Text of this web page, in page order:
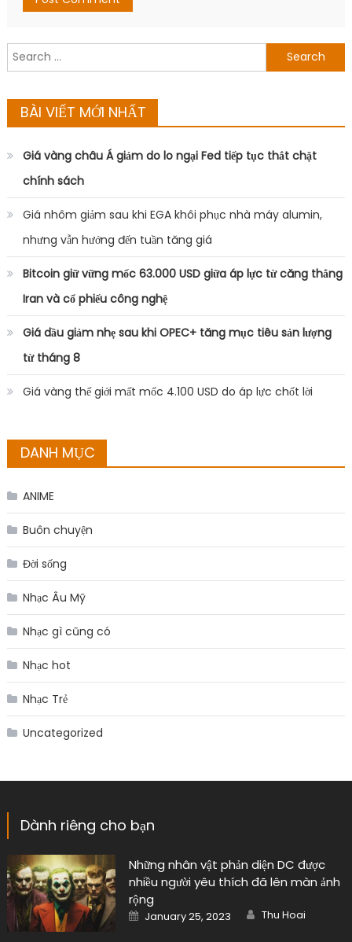
Search
for:
BÀI VIẾT MỚI NHẤT
Giá vàng châu Á giảm do lo ngại Fed tiếp tục thắt chặt
chính sách
Giá nhôm giảm sau khi EGA khôi phục nhà máy alumin,
nhưng vẫn hướng đến tuần tăng giá
Bitcoin giữ vững mốc 63.000 USD giữa áp lực từ căng thẳng
Iran và cổ phiếu công nghệ
Giá dầu giảm nhẹ sau khi OPEC+ tăng mục tiêu sản lượng
từ tháng 8
Giá vàng thế giới mất mốc 4.100 USD do áp lực chốt lời
DANH MỤC
ANIME
Buôn chuyện
Đời sống
Nhạc Âu Mỹ
Nhạc gì cũng có
Nhạc hot
Nhạc Trẻ
Uncategorized
Dành riêng cho bạn
Những nhân vật phản diện DC được
nhiều người yêu thích đã lên màn ảnh
rộng
Posted
on
January 25, 2023 Author
Thu Hoai